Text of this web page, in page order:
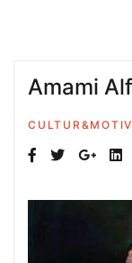
Amami